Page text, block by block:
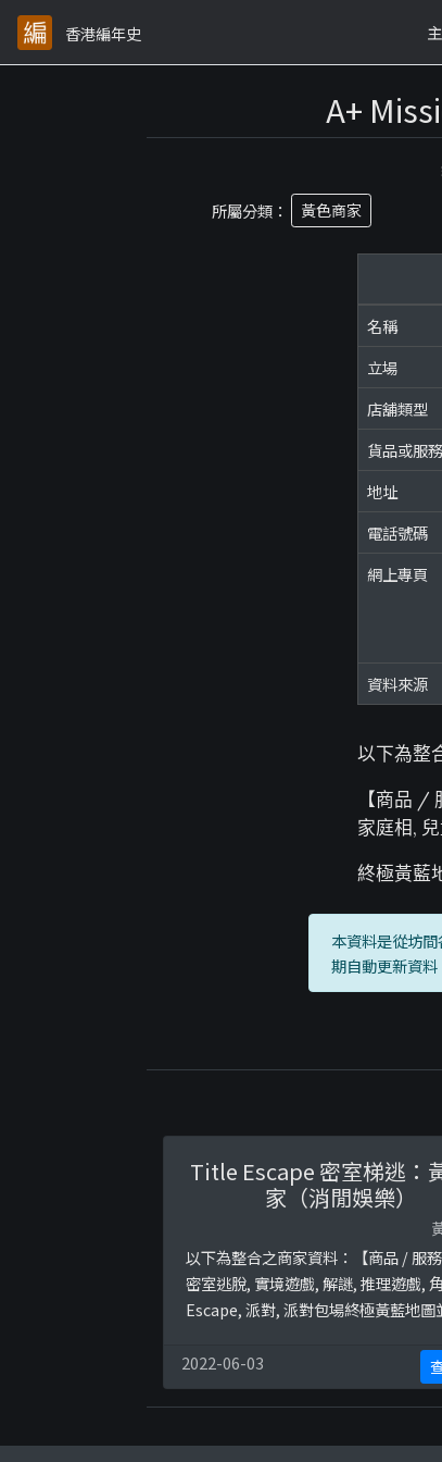
香港編年史
A+
所屬分類：
黃色商家
名稱
立場
店舖類型
貨品或服務
地址
電話號碼
網上專頁
資料來源
以下為整
【商品 /
家庭相,
終極黃藍
本資料是從坊
期自動更新資料
Title Escape 密室梯逃：
家（消閒娛樂）
以下為整合之商家資料：【商品 / 服務
密室逃脫, 實境遊戲, 解謎, 推理遊戲,
Escape, 派對, 派對包場終極黃藍地圖
2022-06-03